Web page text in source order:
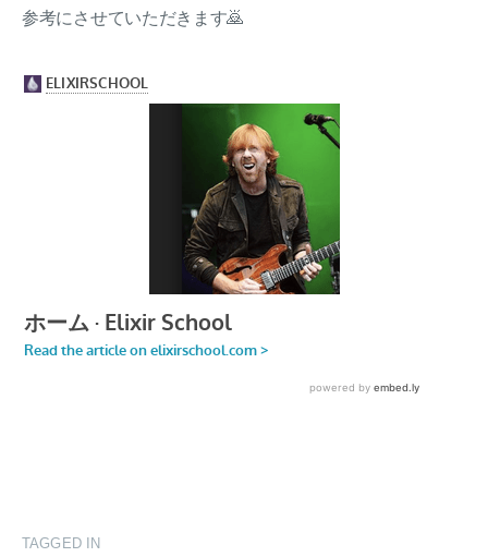
参考にさせていただきます🙇
TAGGED IN